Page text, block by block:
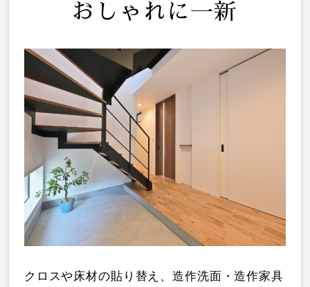
おしゃれに一新
クロスや床材の貼り替え、造作洗面・造作家具